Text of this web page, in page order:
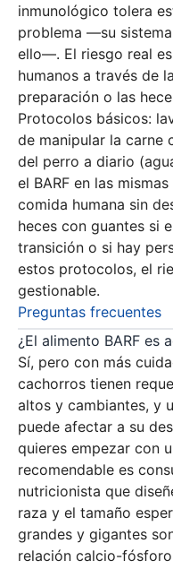
inmunológico tolera
problema —su
ello—. El riesgo real
humanos a través de
preparación o las
Protocolos básicos:
de manipular la carne
del perro a diario
el BARF en las
comida humana sin
heces con guantes si
transición o si hay
estos protocolos, el
gestionable.
Preguntas frecuentes
¿El alimento BARF es
Sí, pero con más
cachorros tienen
altos y cambiantes, y
puede afectar a su
quieres empezar con
recomendable es
nutricionista que
raza y el tamaño
grandes y gigantes
relación calcio-